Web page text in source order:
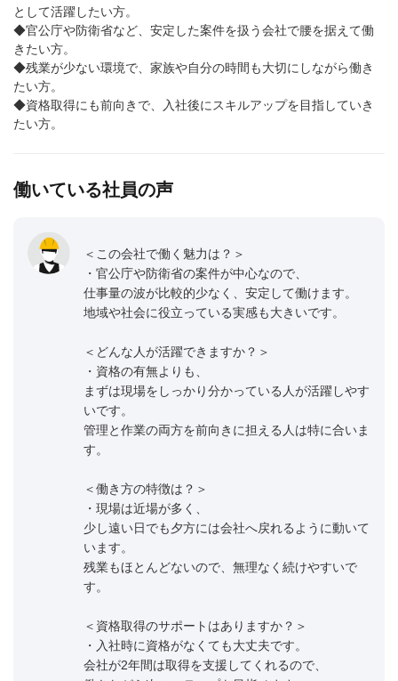
として活躍したい方。
◆官公庁や防衛省など、安定した案件を扱う会社で腰を据えて働
きたい方。
◆残業が少ない環境で、家族や自分の時間も大切にしながら働き
たい方。
◆資格取得にも前向きで、入社後にスキルアップを目指していき
たい方。
働いている社員の声
＜この会社で働く魅力は？＞
・官公庁や防衛省の案件が中心なので、
仕事量の波が比較的少なく、安定して働けます。
地域や社会に役立っている実感も大きいです。
＜どんな人が活躍できますか？＞
・資格の有無よりも、
まずは現場をしっかり分かっている人が活躍しやす
いです。
管理と作業の両方を前向きに担える人は特に合いま
す。
＜働き方の特徴は？＞
・現場は近場が多く、
少し遠い日でも夕方には会社へ戻れるように動いて
います。
残業もほとんどないので、無理なく続けやすいで
す。
＜資格取得のサポートはありますか？＞
・入社時に資格がなくても大丈夫です。
会社が2年間は取得を支援してくれるので、